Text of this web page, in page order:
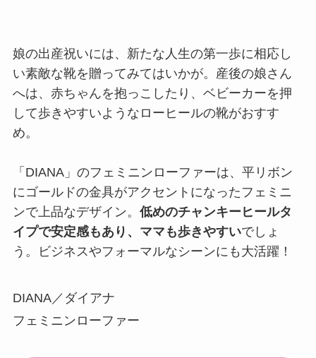
娘の出産祝いには、新たな人生の第一歩に相応し
い素敵な靴を贈ってみてはいかが。産後の娘さん
へは、赤ちゃんを抱っこしたり、ベビーカーを押
して歩きやすいようなローヒールの靴がおすす
め。
「DIANA」のフェミニンローファーは、平リボン
にゴールドの金具がアクセントになったフェミニ
ンで上品なデザイン。 低めのチャンキーヒールタ
イプで安定感もあり、ママも歩きやすいでしょ
う。ビジネスやフォーマルなシーンにも大活躍！
DIANA／ダイアナ
フェミニンローファー